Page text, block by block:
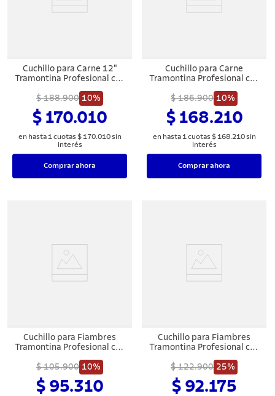
Cuchillo para Carne 12"
Tramontina Profesional con
y Mango en Polipropileno
Blanco
$ 188.900 10%
$ 170.010
en hasta 1 cuotas $ 170.010sin
interés
Comprar ahora
Cuchillo para Carne
Tramontina Profesional con
y Mango de Polipropileno
Blanco 12"
$ 186.900 10%
$ 168.210
en hasta 1 cuotas $ 168.210sin
interés
Comprar ahora
Cuchillo para Fiambres
Tramontina Profesional con
y Mango de Polipropileno
Blanco 12"
$ 105.900 10%
$ 95.310
Cuchillo para Fiambres
Tramontina Profesional con
y Mango de Polipropileno
Blanco 12"
$ 122.900 25%
$ 92.175
9.
juego cuchillos
olla